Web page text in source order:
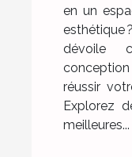
en un
dévoile
conception
réussir
Explorez
meilleures...